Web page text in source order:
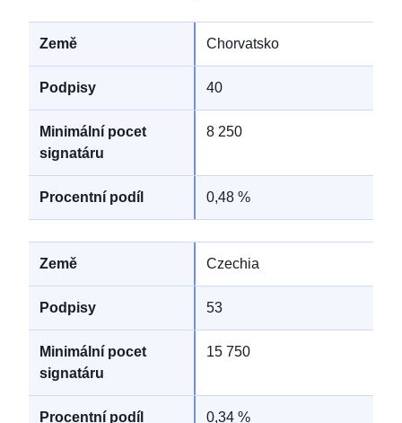
Chorvatsko
40
8 250
0,48 %
Czechia
53
15 750
0,34 %